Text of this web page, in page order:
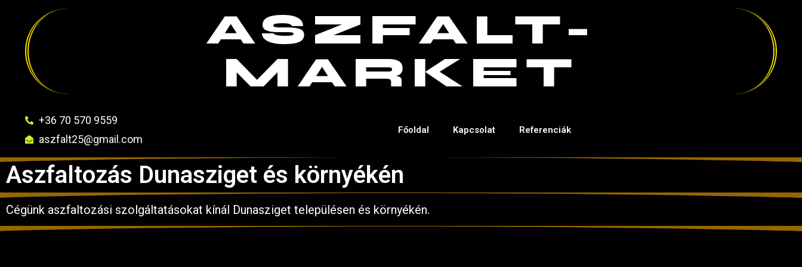
ASZFALT-
MARKET
+36 70 570 9559
aszfalt25@gmail.com
Főoldal Kapcsolat Referenciák
Aszfaltozás Dunasziget és környékén
Cégünk aszfaltozási szolgáltatásokat kínál Dunasziget településen és környékén.